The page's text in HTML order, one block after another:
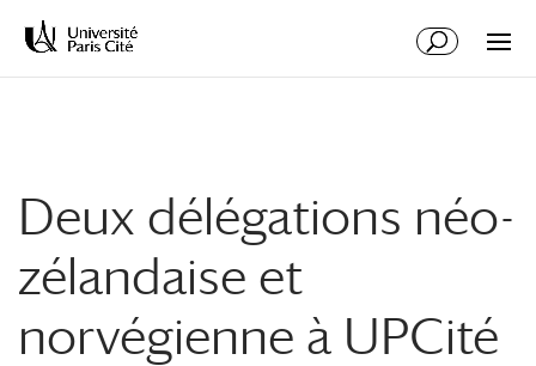
Deux délégations néo-
zélandaise et
norvégienne à UPCité